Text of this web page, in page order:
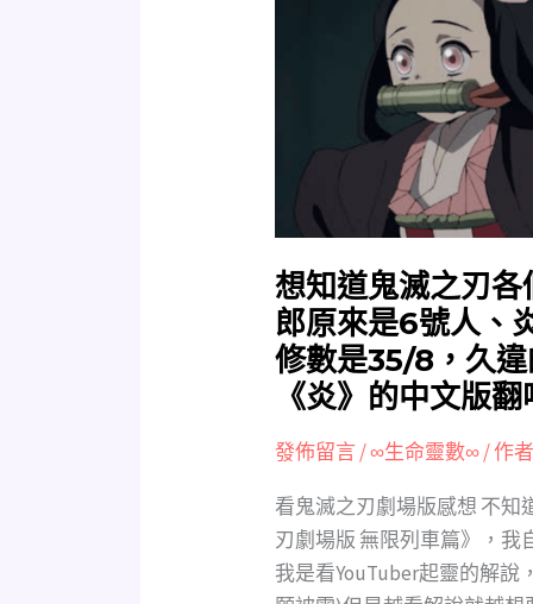
想知道鬼滅之刃
郎原來是6號人、
修數是35/8，久違
《炎》的中文版
發佈留言/∞生命靈數∞/ 作
看鬼滅之刃劇場版感想 不知
刃劇場版 無限列車篇》，我
我是看YouTuber起靈的解
個
角
色
的
生
命
靈
數
嗎?
炭
治
郎
原
來